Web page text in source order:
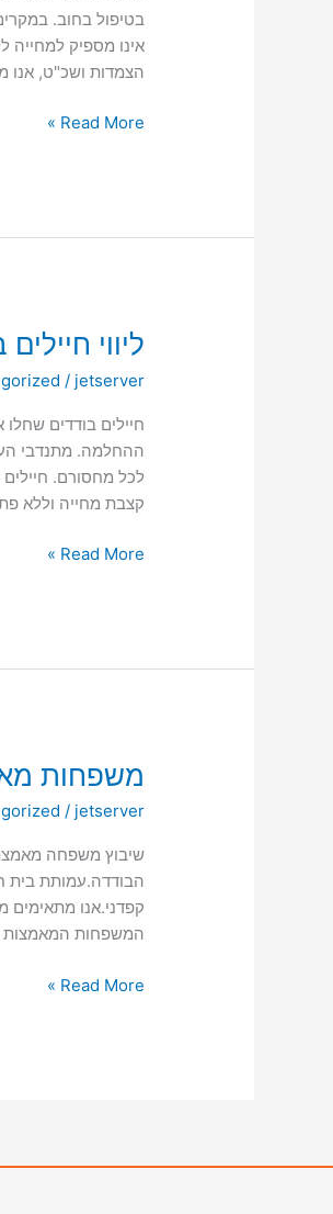
בטיפול בחוב.
אינו מספיק למחייה
הצמדות ושכ"ט, אנו
Read More »
ליווי
/ jetserver
חיילים בודדים
ההחלמה. מתנדבי
לכל מחסורם.
קצבת מחייה וללא
ליווי
בודדים
חולים
ופצועים
Read More »
משפחות
/ jetserver
שיבוץ משפחה
הבודדה.עמותת בית
קפדני.אנו
המשפחות המאמצות
משפחות
Read More »